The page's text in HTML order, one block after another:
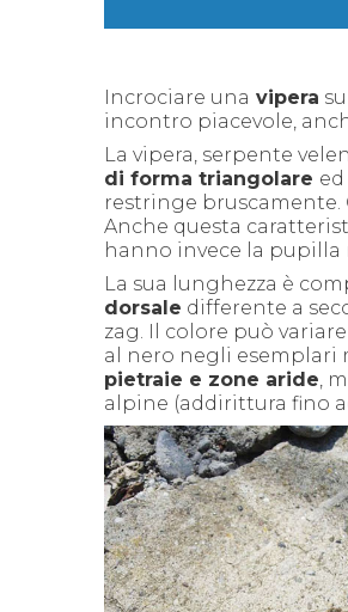
Incrociare una vipera
incontro piacevole,
La vipera, serpente
di forma triangolare
restringe bruscamente.
Anche questa
hanno invece la pupilla
La sua lunghezza è
dorsale differente a
zag. Il colore può
al nero negli esemplari
pietraie e zone aride,
alpine (addirittura fino